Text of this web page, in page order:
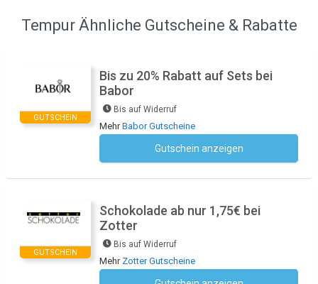
Tempur Ähnliche Gutscheine & Rabatte
GUTSCHEIN
Bis zu 20% Rabatt auf Sets bei
Babor
Bis auf Widerruf
MehrBabor Gutscheine
Gutschein anzeigen
GUTSCHEIN
Schokolade ab nur 1,75€ bei
Zotter
Bis auf Widerruf
Mehr Zotter Gutscheine